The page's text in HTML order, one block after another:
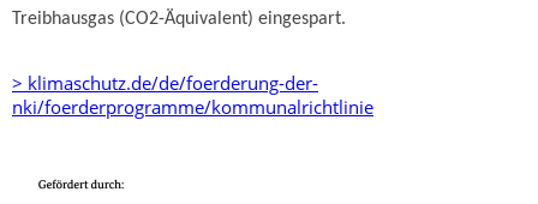
Treibhausgas (CO2-Äquivalent) eingespart.
> klimaschutz.de/de/foerderung-der-
nki/foerderprogramme/kommunalrichtlinie